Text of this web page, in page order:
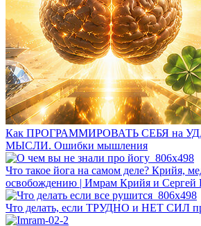
Как ПРОГРАММИРОВАТЬ СЕБЯ на
МЫСЛИ. Ошибки мышления
Что такое йога на самом деле? Крийя,
освобождению | Имрам Крийя и Сергей
Что делать, если ТРУДНО и НЕТ СИЛ